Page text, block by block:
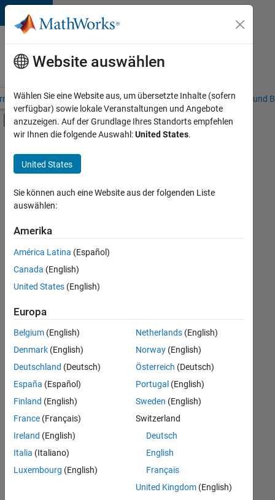
Weiter zum Inhalt
Karriere
bei
MathWorks
– Übersicht Stellensuche Niederlassungen Studierende und
Umschaltung für Off-Canvas-
Hauptinhalt
Customer Support
Education Sales
Inside Sales
Marketing Communications
Business Model Team
+4
Derzeit
es
keine
offenen
Stellen,
Ihren
Suchkriterien
entsprechen.
können
die
Suchkriterien
weiter
fassen
oder
alle
Stellenangebote
anzeigen .
Website auswählen
Wählen Sie eine Website aus, um übersetzte Inhalte (sofern
verfügbar) sowie lokale Veranstaltungen und Angebote
anzuzeigen. Auf der Grundlage Ihres Standorts empfehlen
wir Ihnen die folgende Auswahl:United States.
United States
Sie können auch eine Website aus der folgenden Liste
auswählen:
Amerika
América Latina (Español)
Canada (English)
United States (English)
Europa
Belgium (English)
Denmark (English)
Deutschland (Deutsch)
España (Español)
Finland (English)
France (Français)
Ireland (English)
Italia (Italiano)
Luxembourg (English)
Netherlands(English)
Norway(English)
Österreich (Deutsch)
Portugal (English)
Sweden (English)
Switzerland
Deutsch
English
Français
United Kingdom(English)